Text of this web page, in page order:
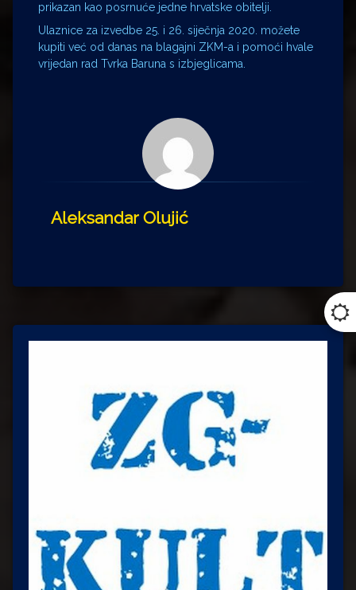
prikazan kao posrnuće jedne hrvatske obitelji.
Ulaznice za izvedbe 25. i 26. siječnja 2020. možete
kupiti već od danas na blagajni ZKM-a i pomoći hvale
vrijedan rad Tvrka Baruna s izbjeglicama.
Aleksandar Olujić